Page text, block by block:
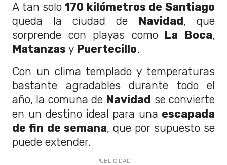
A tan solo 170 kilómetros de Santiago
queda la ciudad de Navidad, que
sorprende con playas comoLa Boca,
Matanzas y Puertecillo.
Con un clima templado y temperaturas
bastante agradables durante todo el
año, la comuna de Navidad se convierte
en un destino ideal para una escapada
de fin de semana, que por supuesto se
puede extender.